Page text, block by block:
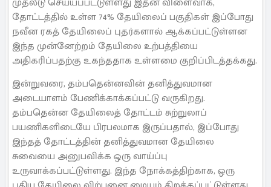
தோட்டத்தில் உள்ள 74% தேயிலைப் பகுதிகள் இப்போது
நவீன ரகத் தேயிலைப் புதர்களால் ஆக்கப்பட்டுள்ளன
இந்த முன்னேற்றம் தேயிலை உற்பத்தியை
அதிகரிப்பதற்கு உகந்ததாக உள்ளமை குறிப்பிடத்தக்கது.
இன்றுவரை, தம்பதென்னவின் தனித்துவமான
அடையாளம் பேணிக்காக்கப்பட்டு வருகிறது.
தம்பதென்ன தேயிலைத் தோட்டம் சுற்றுலாப்
பயணிகளிடையே பிரபலமாக இருப்பதால், இப்போது
இந்தத் தோட்டத்தின் தனித்துவமான தேயிலை
சுவையை அனுபவிக்க ஒரு வாய்ப்பு
உருவாக்கப்பட்டுள்ளது. இந்த நோக்கத்திற்காக, ஒரு